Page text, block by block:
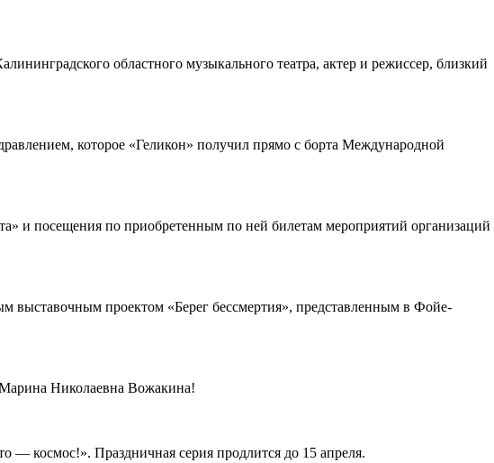
областного музыкального театра, актер и режиссер, близкий
которое «Геликон» получил прямо с борта Международной
и посещения по приобретенным по ней билетам мероприятий организаций
выставочным проектом «Берег бессмертия», представленным в Фойе-
Николаевна Вожакина!
— космос!». Праздничная серия продлится до 15 апреля.